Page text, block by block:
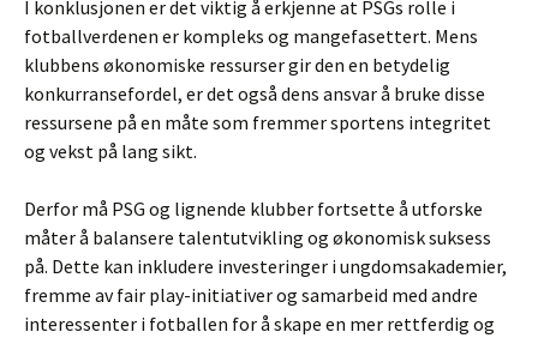
I konklusjonen er det viktig å erkjenne at PSGs rolle i
fotballverdenen er kompleks og mangefasettert. Mens
klubbens økonomiske ressurser gir den en betydelig
konkurransefordel, er det også dens ansvar å bruke disse
ressursene på en måte som fremmer sportens integritet
og vekst på lang sikt.
Derfor må PSG og lignende klubber fortsette å utforske
måter å balansere talentutvikling og økonomisk suksess
på. Dette kan inkludere investeringer i ungdomsakademier,
fremme av fair play-initiativer og samarbeid med andre
interessenter i fotballen for å skape en mer rettferdig og